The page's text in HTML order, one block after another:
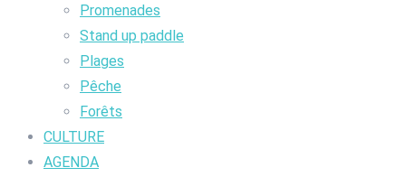
Promenades
Stand up paddle
Plages
Pêche
Forêts
CULTURE
AGENDA